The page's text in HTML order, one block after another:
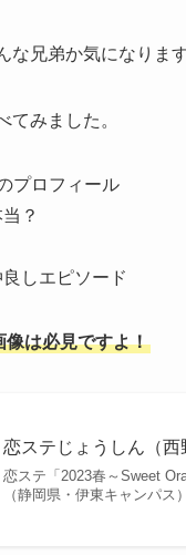
な兄弟か気になりま
てみました。
プロフィール
？
しエピソード
像は必見ですよ！
恋ステじょうしん（
恋ステ「2023春～Sweet
（静岡県・伊東キャンパ